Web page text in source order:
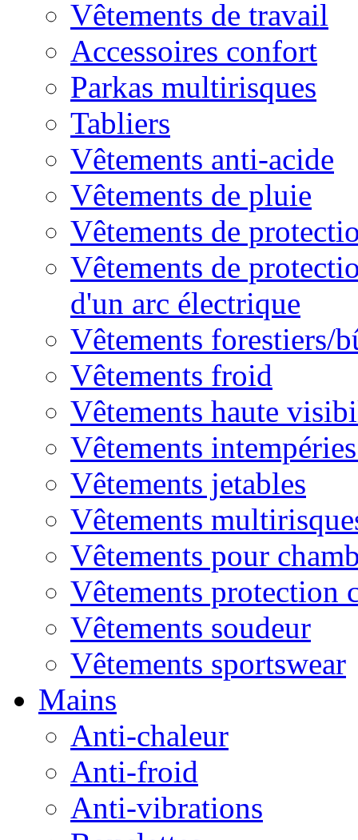
Vêtements de travail
Accessoires confort
Parkas multirisques
Tabliers
Vêtements anti-acide
Vêtements de pluie
Vêtements de
Vêtements de
d'un arc électrique
Vêtements forestiers/
Vêtements froid
Vêtements haute
Vêtements
Vêtements jetables
Vêtements
Vêtements pour
Vêtements protection
Vêtements soudeur
Vêtements sportswear
Mains
Anti-chaleur
Anti-froid
Anti-vibrations